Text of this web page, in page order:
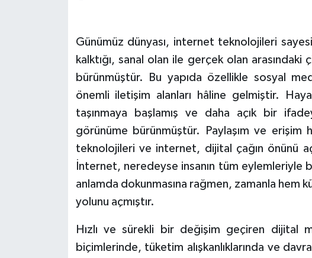
Günümüz dünyası, internet teknolojileri
kalktığı, sanal olan ile gerçek olan
bürünmüştür. Bu yapıda özellikle sosyal
önemli iletişim alanları hâline gelmiştir.
taşınmaya başlamış ve daha açık bir
görünüme bürünmüştür. Paylaşım ve erişim
teknolojileri ve internet, dijital çağın önünü
İnternet, neredeyse insanın tüm eylemleriyle
anlamda dokunmasına rağmen, zamanla hem
yolunu açmıştır.
Hızlı ve sürekli bir değişim geçiren dijital
biçimlerinde, tüketim alışkanlıklarında ve
Bolu Müftülüğü
Bursa Müftülüğü
Çanakkale Müftülüğü
Çankırı Müftülüğü
Çorum Müftülüğü
Makaleler
Duyurular
Bilim, Teknoloji
Biyografiler